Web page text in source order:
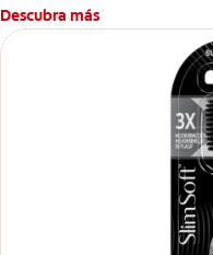
Descubra más